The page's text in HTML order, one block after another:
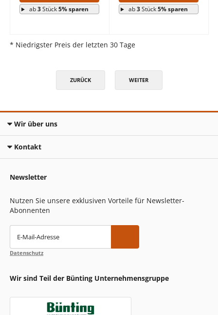
ab3Stück5% sparen ab3Stück5% sparen
* Niedrigster Preis der letzten 30 Tage
ZURÜCK WEITER
Wir über uns
Kontakt
Newsletter
Nutzen Sie unsere exklusiven Vorteile für Newsletter-
Abonnenten
E-Mail-Adresse
Datenschutz
Wir sind Teil der Bünting Unternehmensgruppe